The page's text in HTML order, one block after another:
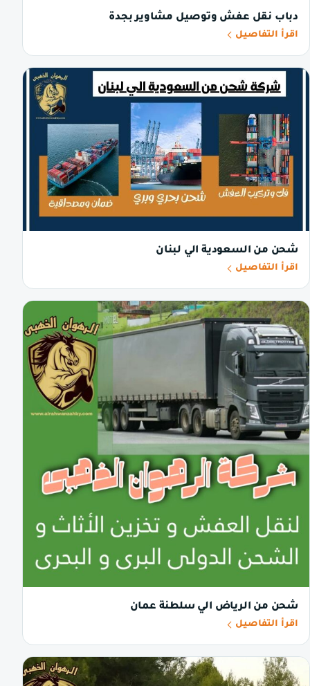
دباب نقل عفش وتوصيل مشاوير بجدة
اقرأ التفاصيل
شحن من السعودية الي لبنان
اقرأ التفاصيل
شحن من الرياض الي سلطنة عمان
اقرأ التفاصيل